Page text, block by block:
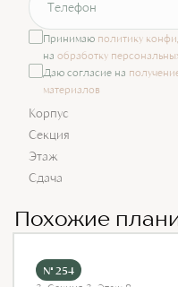
Принимаю политику
на обработку
Даю согласие на
материалов
Корпус
Секция
Этаж
Сдача
Похожие
№ 254